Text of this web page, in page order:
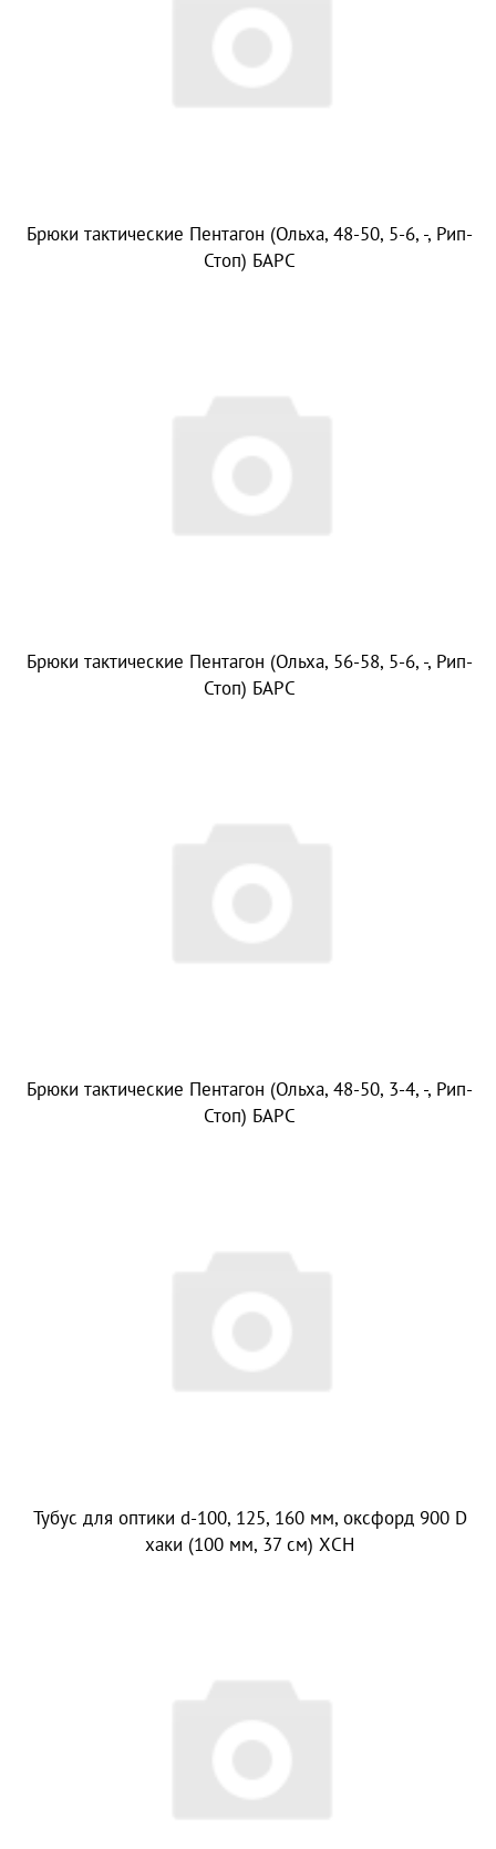
Брюки тактические Пентагон (Ольха, 48-50, 5-6, -, Рип-
Стоп) БАРС
Брюки тактические Пентагон (Ольха, 56-58, 5-6, -, Рип-
Стоп) БАРС
Брюки тактические Пентагон (Ольха, 48-50, 3-4, -, Рип-
Стоп) БАРС
Тубус для оптики d-100, 125, 160 мм, оксфорд 900 D
хаки (100 мм, 37 см) ХСН